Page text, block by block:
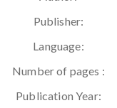
Publisher:
Language:
Number of pages :
Publication Year: